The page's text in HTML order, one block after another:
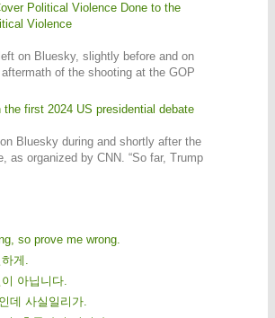
Political Violence Done to the
Violence
on Bluesky, slightly before and on
of the shooting at the GOP
the first 2024 US presidential debate
Bluesky during and shortly after the
as organized by CNN. “So far, Trump
so prove me wrong.
게.
아닙니다.
데 사실일리가.